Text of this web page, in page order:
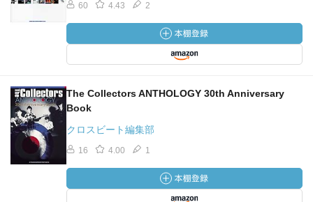
60 4.43 2
The Collectors ANTHOLOGY 30th Anniversary
Book
クロスビート編集部
16 4.00 1